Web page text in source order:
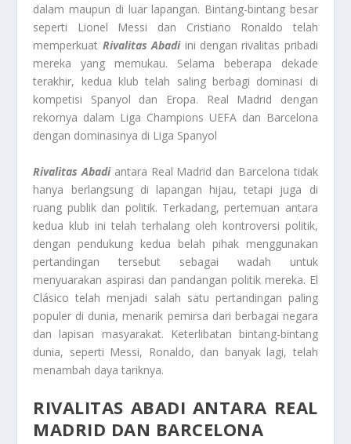
dalam maupun di luar lapangan. Bintang-bintang besar
seperti Lionel Messi dan Cristiano Ronaldo telah
memperkuat Rivalitas Abadiini dengan rivalitas pribadi
mereka yang memukau. Selama beberapa dekade
terakhir, kedua klub telah saling berbagi dominasi di
kompetisi Spanyol dan Eropa. Real Madrid dengan
rekornya dalam Liga Champions UEFA dan Barcelona
dengan dominasinya di Liga Spanyol
Rivalitas Abadiantara Real Madrid dan Barcelona tidak
hanya berlangsung di lapangan hijau, tetapi juga di
ruang publik dan politik. Terkadang, pertemuan antara
kedua klub ini telah terhalang oleh kontroversi politik,
dengan pendukung kedua belah pihak menggunakan
pertandingan tersebut sebagai wadah untuk
menyuarakan aspirasi dan pandangan politik mereka. El
Clásico telah menjadi salah satu pertandingan paling
populer di dunia, menarik pemirsa dari berbagai negara
dan lapisan masyarakat. Keterlibatan bintang-bintang
dunia, seperti Messi, Ronaldo, dan banyak lagi, telah
menambah daya tariknya.
RIVALITAS ABADI ANTARA REAL
MADRID DAN BARCELONA